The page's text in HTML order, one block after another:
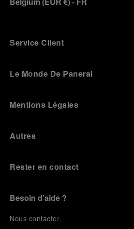
Service Client
Le Monde De Panerai
Mentions Légales
Autres
Rester en contact
Besoin d’aide ?
Nous contacter.